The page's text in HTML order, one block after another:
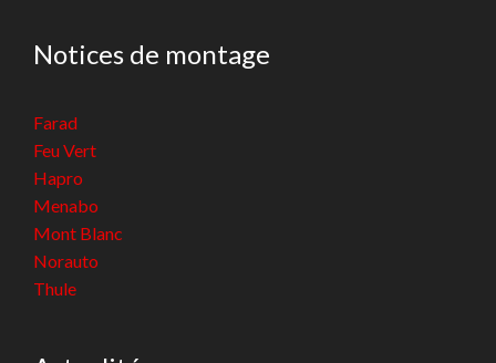
Notices de montage
Farad
Feu Vert
Hapro
Menabo
Mont Blanc
Norauto
Thule